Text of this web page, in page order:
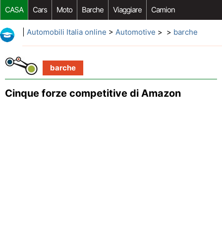
CASA Cars Moto Barche Viaggiare Camion
Riparazione Auto Acquisto Auto Car Opzioni Aftermarket
Automobili Italia online > Automotive > > barche
barche
Cinque forze competitive di Amazon